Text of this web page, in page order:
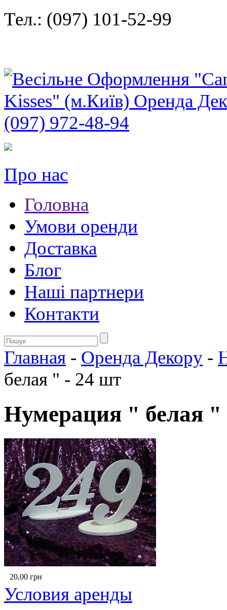
Тел.: (097) 101-52-99
Про нас
Головна
Умови оренди
Доставка
Блог
Нашi партнери
Контакти
Главная - Оренда Декору -
белая " - 24 шт
Нумерация " белая
20,00 грн
Условия аренды